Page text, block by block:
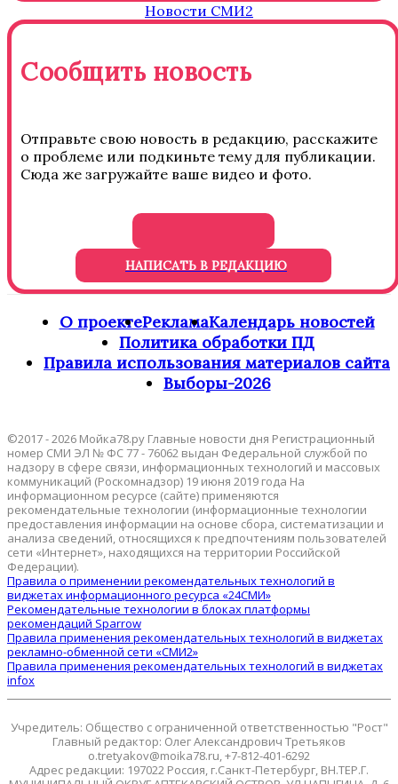
Новости СМИ2
Сообщить новость
Отправьте свою новость в редакцию, расскажите
о проблеме или подкиньте тему для публикации.
Сюда же загружайте ваше видео и фото.
НАПИСАТЬ В РЕДАКЦИЮ
О проектеРекламаКалендарь новостей
Политика обработки ПД
Правила использования материалов сайта
Выборы-2026
©2017 - 2026 Мойка78.ру Главные новости дня Регистрационный
номер СМИ ЭЛ № ФС 77 - 76062 выдан Федеральной службой по
надзору в сфере связи, информационных технологий и массовых
коммуникаций (Роскомнадзор) 19 июня 2019 года На
информационном ресурсе (сайте) применяются
рекомендательные технологии (информационные технологии
предоставления информации на основе сбора, систематизации и
анализа сведений, относящихся к предпочтениям пользователей
сети «Интернет», находящихся на территории Российской
Федерации).
Правила о применении рекомендательных технологий в
виджетах информационного ресурса «24СМИ»
Рекомендательные технологии в блоках платформы
рекомендаций Sparrow
Правила применения рекомендательных технологий в виджетах
рекламно-обменной сети «СМИ2»
Правила применения рекомендательных технологий в виджетах
infox
Учредитель: Общество с ограниченной ответственностью "Рост"
Главный редактор: Олег Александрович Третьяков
o.tretyakov@moika78.ru, +7-812-401-6292
Адрес редакции: 197022 Россия, г.Санкт-Петербург, ВН.ТЕР.Г.